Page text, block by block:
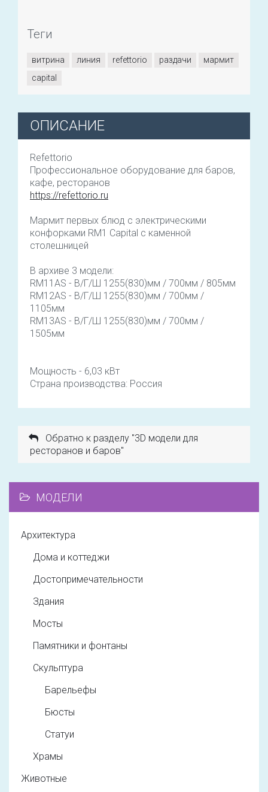
Теги
витрина линия refettorio раздачи
мармит
сapital
ОПИСАНИЕ
Refettorio
Профессиональное оборудование для баров,
кафе, ресторанов
https://refettorio.ru
Мармит первых блюд с электрическими
конфорками RM1 Capital с каменной
столешницей
В архиве 3 модели:
RМ11АS - В/Г/Ш 1255(830)мм / 700мм / 805мм
RМ12АS - В/Г/Ш 1255(830)мм / 700мм /
1105мм
RМ13АS - В/Г/Ш 1255(830)мм / 700мм /
1505мм
Мощность - 6,03 кВт
Страна производства: Россия
Обратно к разделу "3D модели для
ресторанов и баров"
МОДЕЛИ
Архитектура
Дома и коттеджи
Достопримечательности
Здания
Мосты
Памятники и фонтаны
Скульптура
Барельефы
Бюсты
Статуи
Храмы
Животные